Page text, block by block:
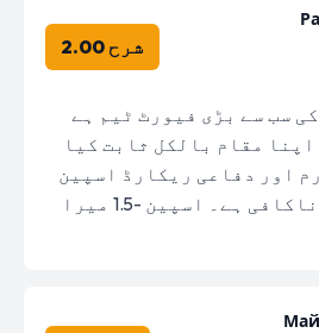
شرح 2.00
سب سے بڑی فیورٹ ٹیم ہے
مقام بالکل ثابت کیا
اور دفاعی ریکارڈ اسپین
کی طاقت کے سامنے ناکافی ہے۔ اسپین -1.5 میرا